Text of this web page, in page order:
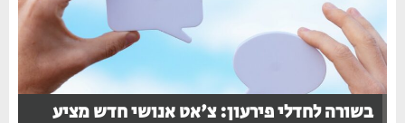
בשורה לחדלי פירעון: צ'אט אנושי חדש מציע